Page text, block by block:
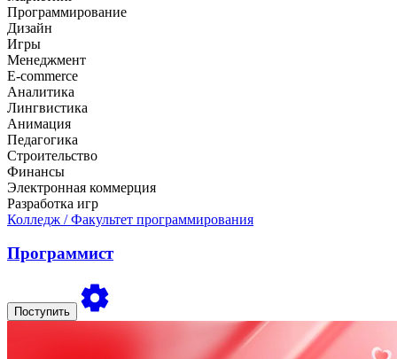
Программирование
Дизайн
Игры
Менеджмент
E-commerce
Аналитика
Лингвистика
Анимация
Педагогика
Строительство
Финансы
Электронная коммерция
Разработка игр
Колледж / Факультет программирования
Программист
Поступить